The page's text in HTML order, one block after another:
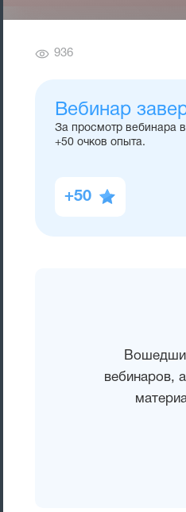
Количество
936
Вебинар
За просмотр вебинара
+50 очков опыта.
+50
вебинаров,